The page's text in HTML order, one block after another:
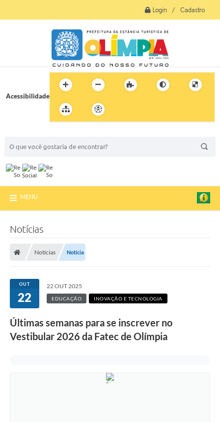
Login / Cadastro
Acessibilidade
MENU
Notícias
Notícias Notícia
OUT
22
22 OUT 2025
EDUCAÇÃO INOVAÇÃO E TECNOLOGIA
Últimas semanas para se inscrever no
Vestibular 2026 da Fatec de Olímpia